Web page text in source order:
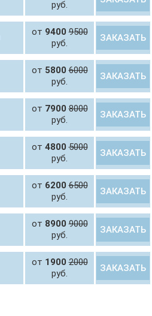
руб.
от 94009500
руб.
ЗАКАЗАТЬ
от 58006000
руб.
ЗАКАЗАТЬ
от 79008000
руб.
ЗАКАЗАТЬ
от 48005000
руб.
ЗАКАЗАТЬ
от 62006500
руб.
ЗАКАЗАТЬ
от 89009000
руб.
ЗАКАЗАТЬ
от 19002000
руб.
ЗАКАЗАТЬ